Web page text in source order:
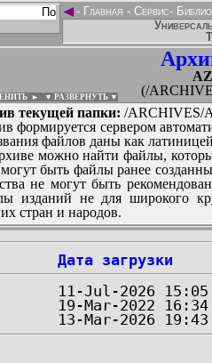
◄- Главная - Сервис-
(/
► ▼ РАЗВЕРНУТЬ ▼
текущей папки: /ARCHIVES/
формируется сервером
файлов даны как
можно найти файлы,
быть файлы ранее
не могут быть
изданий не для широкого
стран и народов.
Дата загрузки